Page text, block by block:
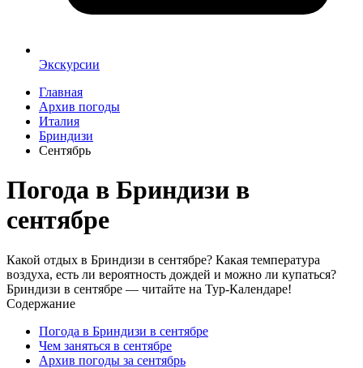
Экскурсии
Главная
Архив погоды
Италия
Бриндизи
Сентябрь
Погода в Бриндизи в
сентябре
Какой отдых в Бриндизи в сентябре? Какая температура
воздуха, есть ли вероятность дождей и можно ли купаться?
Бриндизи в сентябре — читайте на Тур-Календаре!
Содержание
Погода в Бриндизи в сентябре
Чем заняться в сентябре
Архив погоды за сентябрь